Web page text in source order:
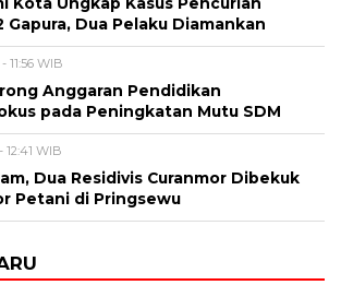
Gapura, Dua Pelaku Diamankan
11:56 WIB
Anggaran Pendidikan
pada Peningkatan Mutu SDM
12:41 WIB
Dua Residivis Curanmor Dibekuk
Petani di Pringsewu